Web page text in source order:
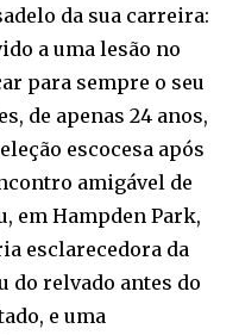
da sua carreira:
a uma lesão no
para sempre o seu
de apenas 24 anos,
escocesa após
amigável de
em Hampden Park,
esclarecedora da
do relvado antes do
e uma